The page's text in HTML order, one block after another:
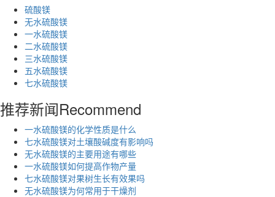
硫酸镁
无水硫酸镁
一水硫酸镁
二水硫酸镁
三水硫酸镁
五水硫酸镁
七水硫酸镁
推荐新闻Recommend
一水硫酸镁的化学性质是什么
七水硫酸镁对土壤酸碱度有影响吗
无水硫酸镁的主要用途有哪些
一水硫酸镁如何提高作物产量
七水硫酸镁对果树生长有效果吗
无水硫酸镁为何常用于干燥剂